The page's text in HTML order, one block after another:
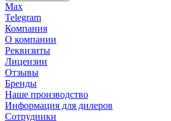
Max
Telegram
Компания
О компании
Реквизиты
Лицензии
Отзывы
Бренды
Наше производство
Информация для дилеров
Сотрудники